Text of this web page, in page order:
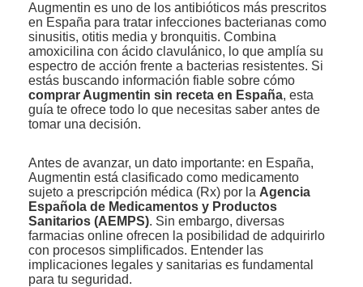
Augmentin es uno de los antibióticos más prescritos
en España para tratar infecciones bacterianas como
sinusitis, otitis media y bronquitis. Combina
amoxicilina con ácido clavulánico, lo que amplía su
espectro de acción frente a bacterias resistentes. Si
estás buscando información fiable sobre cómo
comprar Augmentin sin receta en España, esta
guía te ofrece todo lo que necesitas saber antes de
tomar una decisión.
Antes de avanzar, un dato importante: en España,
Augmentin está clasificado como medicamento
sujeto a prescripción médica (Rx) por la Agencia
Española de Medicamentos y Productos
Sanitarios (AEMPS). Sin embargo, diversas
farmacias online ofrecen la posibilidad de adquirirlo
con procesos simplificados. Entender las
implicaciones legales y sanitarias es fundamental
para tu seguridad.